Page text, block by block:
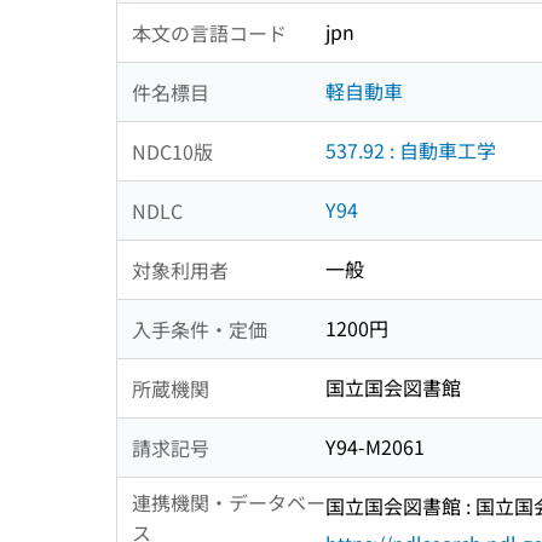
本文の言語コード jpn
件名標目 軽自動車
NDC10版 537.92 : 自動車工学
NDLC Y94
対象利用者 一般
入手条件・定価 1200円
所蔵機関 国立国会図書館
請求記号
Y94-M2061
連携機関・データベー
ス
国立国会図書館 : 国立国